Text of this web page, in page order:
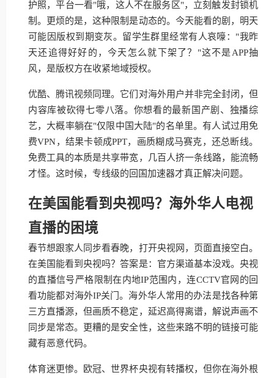
护照，平台一看"哦，这人不在服务区"，立刻触发封锁机
制。更烦的是，这种限制是动态的。今天能看的剧，明天
可能因版权到期变灰。留学生群里经常有人哀嚎："我昨
天还追得好好的，今天怎么就下架了？"这不是APP抽
风，是版权方在收紧地域授权。
优酷、腾讯视频同理。它们对海外用户并非完全封闭，但
内容库被砍得七零八落。你想看的最新国产剧、独播综
艺，大概率躺在"仅限中国大陆"的名单里。有人试过用免
费VPN，结果卡顿成PPT，画质糊成马赛克，还总断线。
免费工具的本质是共享带宽，几百人挤一条线路，能流畅
才怪。这时候，专线级的回国加速器才真正解决问题。
在美国能看到央视吗？海外华人电视
直播的困境
春节想跟家人同步看春晚，打开央视网，页面直接空白。
在美国能看到央视吗？答案是：官方渠道基本没戏。央视
的直播信号严格限制在内地IP范围内，连CCTV官网的回
看功能都对海外IP关门。海外华人常用的办法是找各种第
三方直播源，但画质不稳定，延迟高得离谱，解说声画不
同步是常态。更糟的是安全性，这些来路不明的链接可能
藏有恶意代码。
体育迷更惨。欧冠、世界杯央视有转播权，但你在海外根